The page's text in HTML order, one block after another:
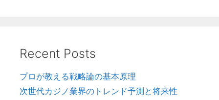
Recent Posts
プロが教える戦略論の基本原理
次世代カジノ業界のトレンド予測と将来性